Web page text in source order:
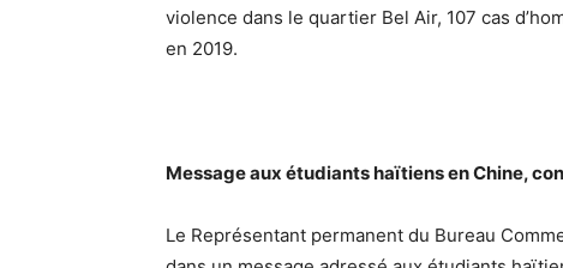
violence dans le quartier Bel Air, 107 cas
en 2019.
Message aux étudiants haïtiens en Chine,
Le Représentant permanent du Bureau